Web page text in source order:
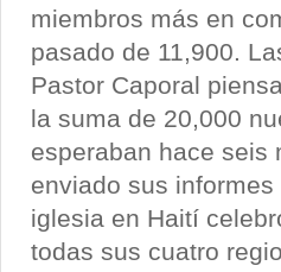
miembros más en
pasado de 11,900.
Pastor Caporal
la suma de 20,000
esperaban hace seis
enviado sus
iglesia en Haití
todas sus cuatro